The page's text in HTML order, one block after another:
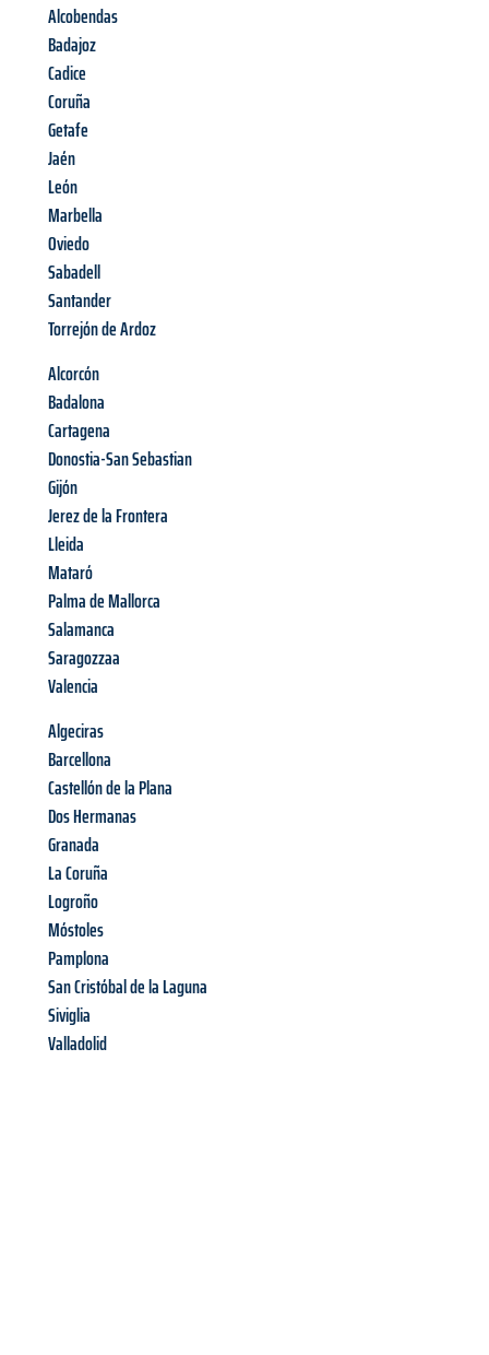
Alcobendas
Badajoz
Cadice
Coruña
Getafe
Jaén
León
Marbella
Oviedo
Sabadell
Santander
Torrejón de Ardoz
Alcorcón
Badalona
Cartagena
Donostia-San Sebastian
Gijón
Jerez de la Frontera
Lleida
Mataró
Palma de Mallorca
Salamanca
Saragozzaa
Valencia
Algeciras
Barcellona
Castellón de la Plana
Dos Hermanas
Granada
La Coruña
Logroño
Móstoles
Pamplona
San Cristóbal de la Laguna
Siviglia
Valladolid